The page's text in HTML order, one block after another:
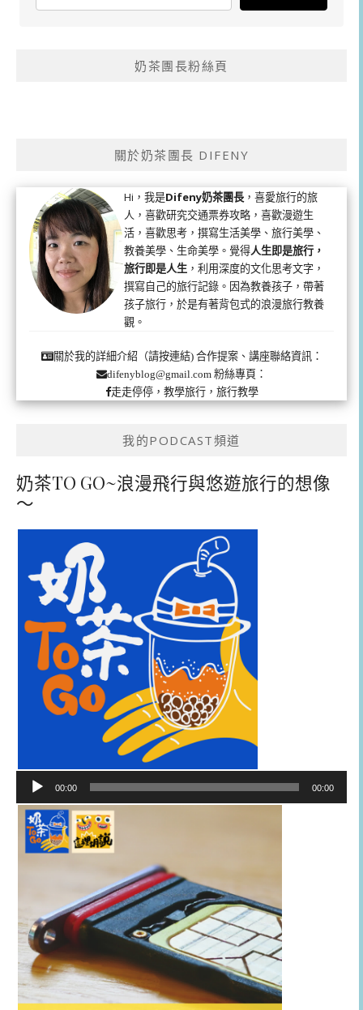
奶茶團長粉絲頁
關於奶茶團長 DIFENY
Hi，我是Difeny奶茶團長 ，喜愛旅行的旅
人，喜歡研究交通票券攻略，喜歡漫遊生
活，喜歡思考，撰寫生活美學、旅行美學、
教養美學、生命美學。覺得人生即是旅行，
旅行即是人生 ，利用深度的文化思考文字，
撰寫自己的旅行記錄。因為教養孩子，帶著
孩子旅行，於是有著背包式的浪漫旅行教養
觀。
關於我的詳細介紹（請按連結)合作提案、講座聯絡資訊：
difenyblog@gmail.com 粉絲專頁：
走走停停，教學旅行，旅行教學
我的PODCAST頻道
奶茶TO GO~浪漫飛行與悠遊旅行的想像
～
播
器
00:00 00:00